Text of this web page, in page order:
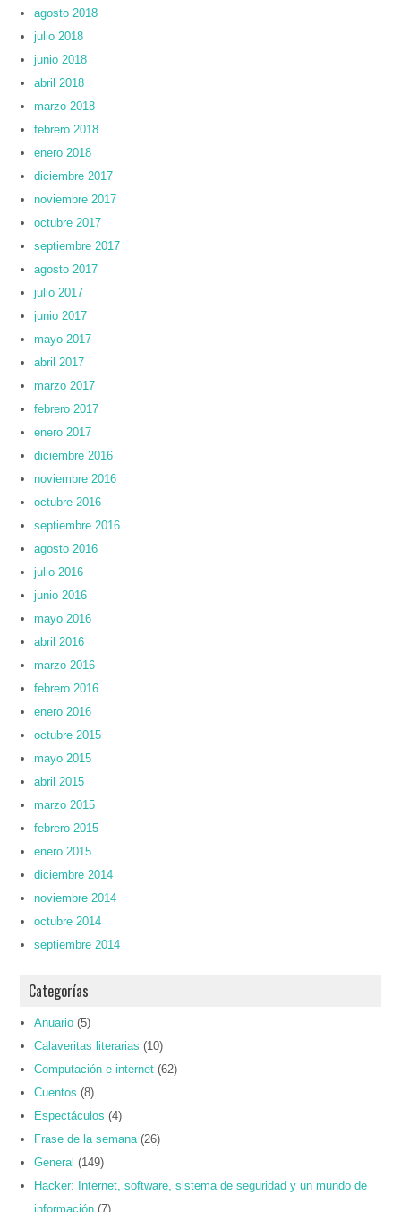
agosto 2018
julio 2018
junio 2018
abril 2018
marzo 2018
febrero 2018
enero 2018
diciembre 2017
noviembre 2017
octubre 2017
septiembre 2017
agosto 2017
julio 2017
junio 2017
mayo 2017
abril 2017
marzo 2017
febrero 2017
enero 2017
diciembre 2016
noviembre 2016
octubre 2016
septiembre 2016
agosto 2016
julio 2016
junio 2016
mayo 2016
abril 2016
marzo 2016
febrero 2016
enero 2016
octubre 2015
mayo 2015
abril 2015
marzo 2015
febrero 2015
enero 2015
diciembre 2014
noviembre 2014
octubre 2014
septiembre 2014
Categorías
Anuario (5)
Calaveritas literarias (10)
Computación e internet (62)
Cuentos (8)
Espectáculos (4)
Frase de la semana (26)
General (149)
Hacker: Internet, software, sistema de seguridad y un mundo de
información (7)